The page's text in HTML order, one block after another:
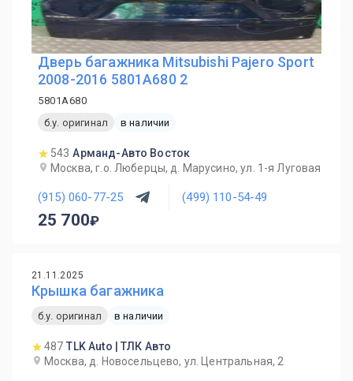
Дверь багажника Mitsubishi Pajero Sport
2008-2016 5801A680 2
5801A680
б.у. оригинал
в наличии
543 Арманд-Авто Восток
Москва, г.о. Люберцы, д. Марусино, ул. 1-я Луговая
(915) 060-77-25 (499) 110-54-49
25 700
21.11.2025
Крышка багажника
б.у. оригинал в наличии
487 TLK Auto | ТЛК Авто
Москва, д. Новосельцево, ул. Центральная, 2